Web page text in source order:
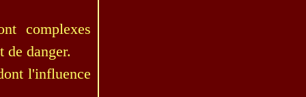
complexes
danger.
l'influence